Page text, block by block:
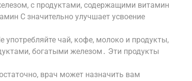
с продуктами, содержащими витамин
C значительно улучшает усвоение
употребляйте чай, кофе, молоко и продукты,
богатыми железом․ Эти продукты
врач может назначить вам